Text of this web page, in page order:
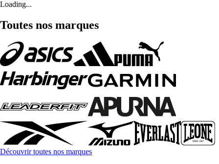
Loading...
Toutes nos marques
Découvrir toutes nos marques